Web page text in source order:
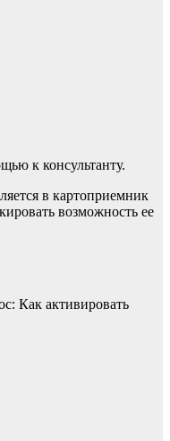
к консультанту.
в картоприемник
возможность ее
Как активировать